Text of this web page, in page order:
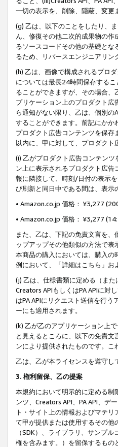
一切の表示を、削除、隠蔽、変
(g) 乙は、以下のことをしたり、
ん、修復その他二次的成果物の
るソースコードその他の基礎と
るため、リバースエンジニアリ
(h) 乙は、画像で構成されるプロ
については最長24時間保存する
ることができますが、その場合、
プリケーション上のプロダクト
ら通知がない限り、乙は、個別
することができます。前記にか
プロダクト広告コンテンツを保
以内に、甲に対して、プロダク
(i) 乙がプロダクト広告コンテン
ン上に表示されるプロダクト広
報に隣接して、時刻/日付の表示
び刷新と同日中である間は、表
• Amazon.co.jp 価格： ¥3,277
• Amazon.co.jp 価格： ¥3,277
また、乙は、下記の免責文言を
ップアップその他類似の方法で
本商品の購入においては、購入
例において、「詳細はこちら」
(j) 乙は、仕様書類に定める（ま
Creators APIもしくはPA APIに対
はPA APIにリクエスト送信を行
ーにも適用されます。
(k) 乙が乙のアプリケーション上
と見えるところに、以下の免責
ンにより提供されたものです。
乙は、乙が本ライセンスを遵守
3. 権利留保、乙の提案
本規約において明示的に定める
ンツ、Creators API、PA API、デ
ト・サイト上の情報およびマテ
て甲が提供または使用するその他
（SDK）、ライブラリ、サンプ
権を含みます。）を留保するも